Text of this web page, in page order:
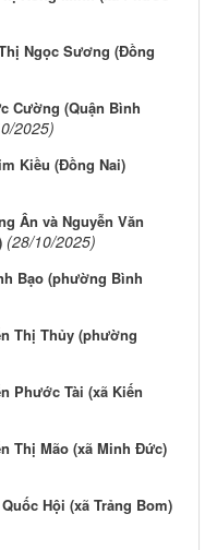
Ngọc Sương (Đồng
Cường (Quận Bình
2025)
Kiều (Đồng Nai)
Ân và Nguyễn Văn
(28/10/2025)
Bạo (phường Bình
Thị Thủy (phường
Phước Tài (xã Kiến
Thị Mão (xã Minh Đức)
Hội (xã Trảng Bom)